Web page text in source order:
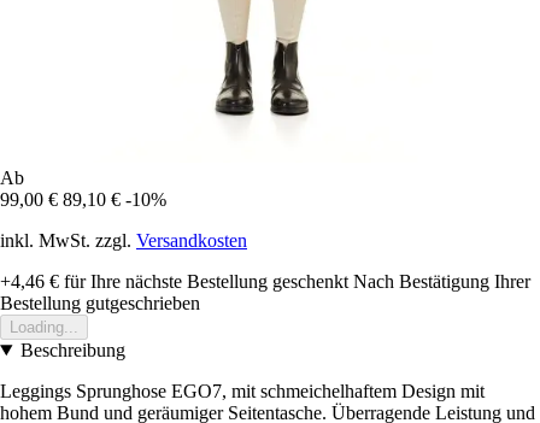
Ab
99,00 € 89,10 € -10%
inkl. MwSt. zzgl. Versandkosten
+4,46 € für Ihre nächste Bestellung geschenkt Nach Bestätigung Ihrer
Bestellung gutgeschrieben
Loading...
Beschreibung
Leggings Sprunghose EGO7, mit schmeichelhaftem Design mit
hohem Bund und geräumiger Seitentasche. Überragende Leistung und